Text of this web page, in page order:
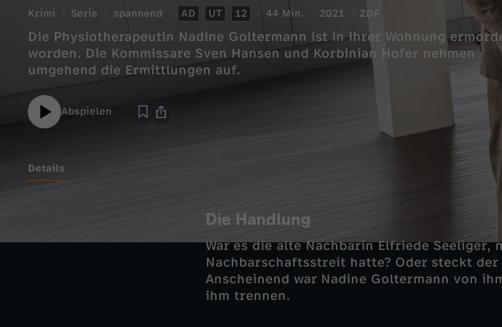
Krimi Serie spannend AD UT 12 44 Min. 2021 ZDF
Die Physiotherapeutin Nadine Goltermann ist in ihrer Wohnung
worden. Die Kommissare Sven Hansen und Korbinian Hofer nehmen
umgehend die Ermittlungen auf.
Abspielen
Details
Die Handlung
War es die alte Nachbarin Elfriede Seeliger,
Nachbarschaftsstreit hatte? Oder steckt der
Anscheinend war Nadine Goltermann von
ihm trennen.